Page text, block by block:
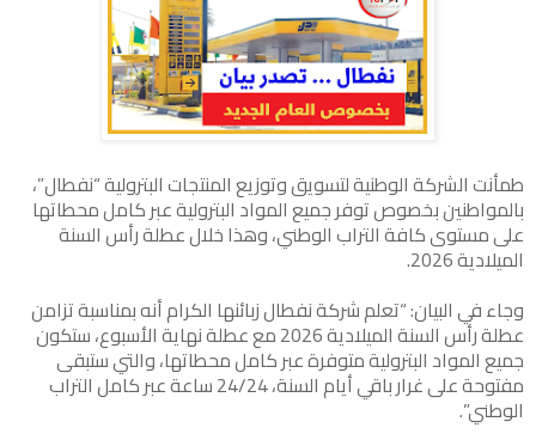
طمأنت الشركة الوطنية لتسويق وتوزيع المنتجات البترولية “نفطال”،
بالمواطنين بخصوص توفر جميع المواد البترولية عبر كامل محطاتها
على مستوى كافة التراب الوطني، وهذا خلال عطلة رأس السنة
الميلادية 2026.
وجاء في البيان: “تعلم شركة نفطال زبائنها الكرام أنه بمناسبة تزامن
عطلة رأس السنة الميلادية 2026 مع عطلة نهاية الأسبوع، ستكون
جميع المواد البترولية متوفرة عبر كامل محطاتها، والتي ستبقى
مفتوحة على غرار باقي أيام السنة، 24/24 ساعة عبر كامل التراب
الوطني”.